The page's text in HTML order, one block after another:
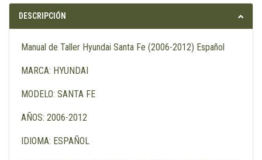
DESCRIPCIÓN
Manual de Taller Hyundai Santa Fe (2006-2012) Español
MARCA: HYUNDAI
MODELO: SANTA FE
AÑOS: 2006-2012
IDIOMA: ESPAÑOL